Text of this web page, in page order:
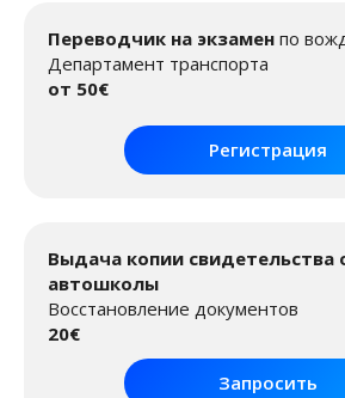
Переводчик на экзамен по
Департамент транспорта
от 50€
Регистрация
Выдача копии свидетельства
автошколы
Восстановление документов
20€
Запросить